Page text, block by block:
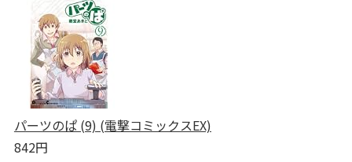
パーツのぱ (9) (電撃コミックスEX)
842円